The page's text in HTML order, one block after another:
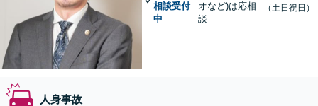
相談受付
中
オなど)は応相
談
（土日祝日）
人身事故